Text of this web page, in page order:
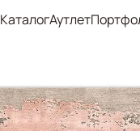
КаталогАутлет